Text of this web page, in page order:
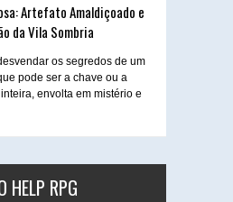
Artefato Amaldiçoado e
da Vila Sombria
os segredos de um
pode ser a chave ou a
envolta em mistério e
HELP RPG